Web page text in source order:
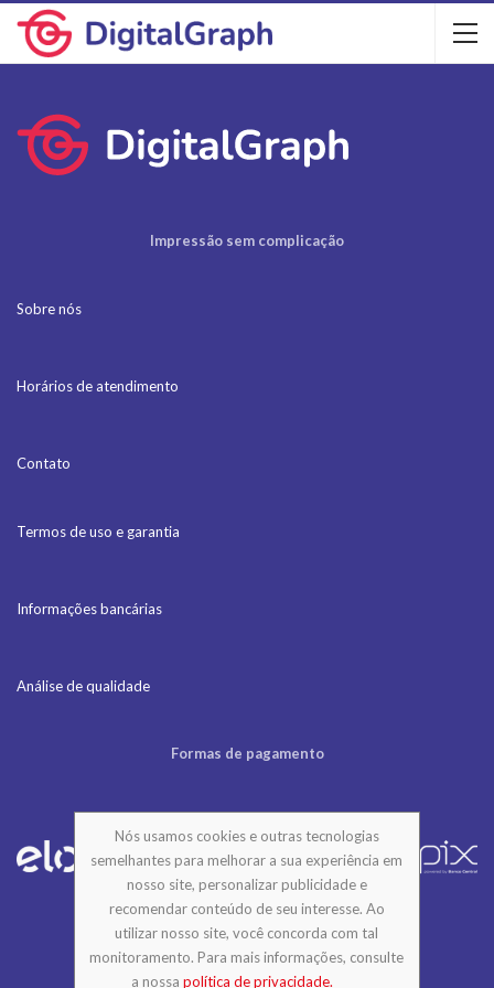
Impressão sem complicação
Sobre nós
Horários de atendimento
Contato
Termos de uso e garantia
Informações bancárias
Análise de qualidade
Formas de pagamento
© 2026 - DigitalGraph. All Rights Reserved.
Nós usamos cookies e outras tecnologias
semelhantes para melhorar a sua experiência em
nosso site, personalizar publicidade e
recomendar conteúdo de seu interesse. Ao
utilizar nosso site, você concorda com tal
monitoramento. Para mais informações, consulte
a nossa política de privacidade.